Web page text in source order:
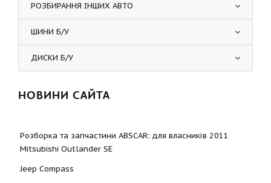
РОЗБИРАННЯ ІНШИХ АВТО
ШИНИ Б/У
ДИСКИ Б/У
НОВИНИ САЙТА
Розборка та запчастини ABSCAR: для власників 2011
Mitsubishi Outlander SE
Jeep Compass